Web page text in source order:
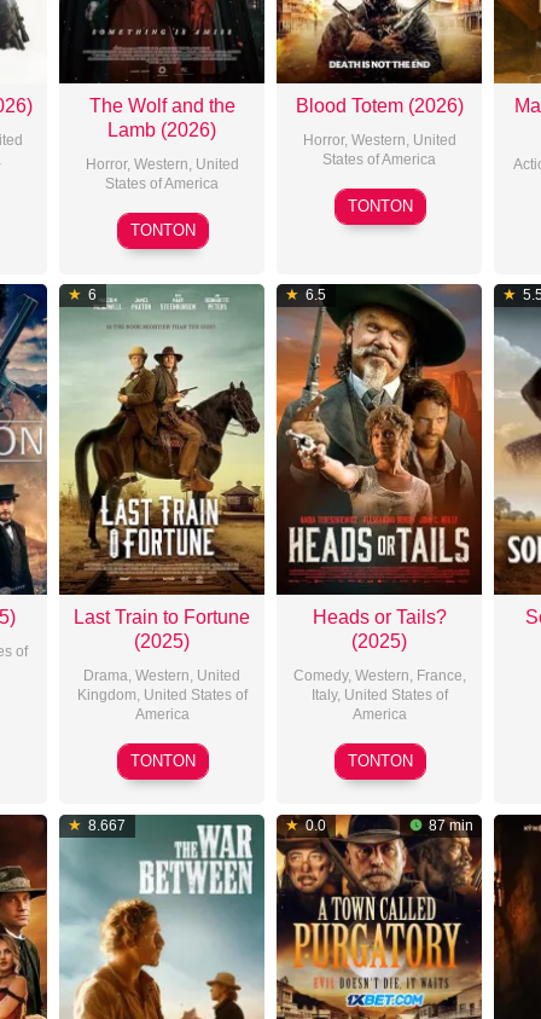
The Wolf and the
Lamb (2026)
Horror, Western, United
States of America
2026-
04-
TONTON
Blood Totem (2026)
Horror, Western, United
States of America
2026-
01-
TONTON
of
6
Last Train to Fortune
(2025)
Drama, Western, United
Kingdom, United States of
America
2025-
11-
TONTON
6.5
Heads or Tails?
(2025)
Comedy, Western, France,
Italy, United States of
America
2025-
10-
TONTON
8.667 0.0 87 min